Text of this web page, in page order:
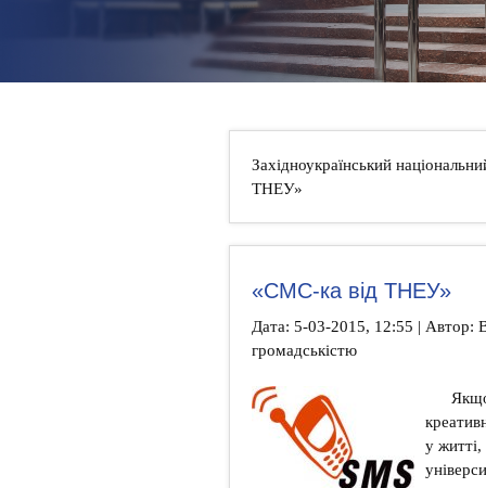
Західноукраїнський
ТНЕУ»
«СМС-ка від ТНЕУ»
Дата: 5-03-2015, 12:55 | Автор:
громадськістю
у